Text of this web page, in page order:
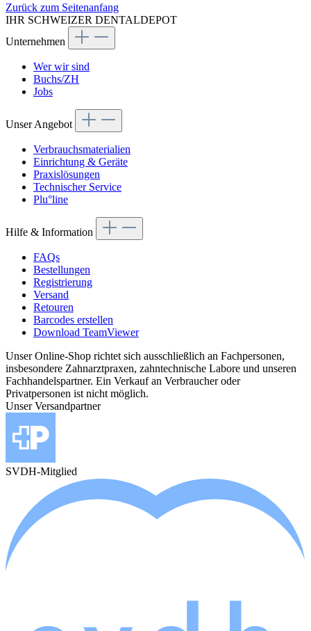
Zurück zum Seitenanfang
IHR SCHWEIZER DENTALDEPOT
Unternehmen
Wer wir sind
Buchs/ZH
Jobs
Unser Angebot
Verbrauchsmaterialien
Einrichtung & Geräte
Praxislösungen
Technischer Service
Plu°line
Hilfe & Information
FAQs
Bestellungen
Registrierung
Versand
Retouren
Barcodes erstellen
Download TeamViewer
Unser Online-Shop richtet sich ausschließlich an Fachpersonen,
insbesondere Zahnarztpraxen, zahntechnische Labore und unseren
Fachhandelspartner. Ein Verkauf an Verbraucher oder
Privatpersonen ist nicht möglich.
Unser Versandpartner
SVDH-Mitglied